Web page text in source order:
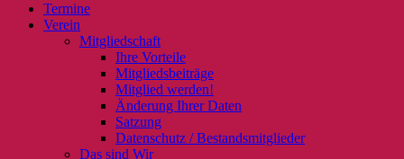
Termine
Verein
Mitgliedschaft
Ihre Vorteile
Mitgliedsbeiträge
Mitglied werden!
Änderung Ihrer Daten
Satzung
Datenschutz / Bestandsmitglieder
Das sind Wir